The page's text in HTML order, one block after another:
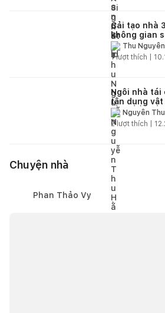
Cải tạo nhà
không gian
thiên nhiên
Thu Nguyễn
1lượt thích |
Ngôi nhà tái
tận dụng
gian sống
Nguyễn
2lượt thích |
Chuyện nhà
Phan Thảo Vy